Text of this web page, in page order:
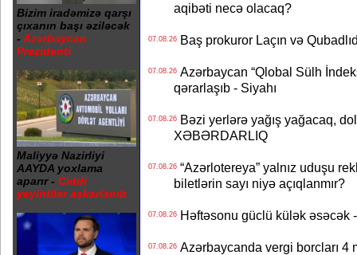
Bizim iradəmizə qarşı
çıxanın başı əziləcək
- Azərbaycan
Prezidenti
Maliyyə Nazirliyi
AAYDA yoxlama
aparır - Ciddi
yeyintilər aşkarlanıb
aqibəti necə olacaq?
07.08.26Baş prokuror Laçın və
07.08.26Azərbaycan “Qlobal Sülh
qərarlaşıb - Siyahı
07.08.26Bəzi yerlərə yağış yağacaq,
XƏBƏRDARLIQ
07.08.26“Azərlotereya” yalnız uduşu
biletlərin sayı niyə açıqlanmır?
07.08.26Həftəsonu güclü külək əsəcək
07.08.26Azərbaycanda vergi borcları 4